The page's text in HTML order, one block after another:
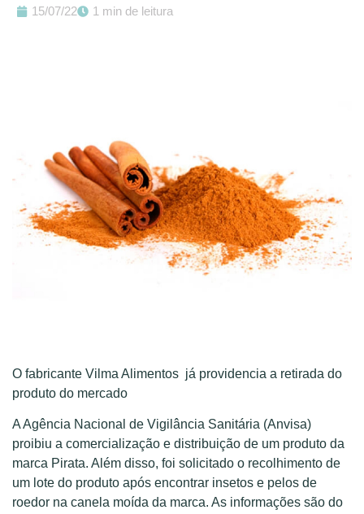
15/07/22 1 min de leitura
O fabricante Vilma Alimentos já providencia a retirada do
produto do mercado
A Agência Nacional de Vigilância Sanitária (Anvisa)
proibiu a comercialização e distribuição de um produto da
marca Pirata. Além disso, foi solicitado o recolhimento de
um lote do produto após encontrar insetos e pelos de
roedor na canela moída da marca. As informações são do